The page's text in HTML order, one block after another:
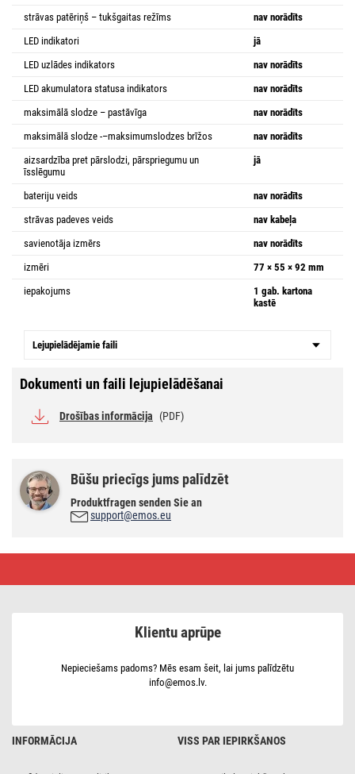
strāvas patēriņš – tukšgaitas režīms
nav norādīts
LED indikatori
jā
LED uzlādes indikators
nav norādīts
LED akumulatora statusa indikators
nav norādīts
maksimālā slodze – pastāvīga
nav norādīts
maksimālā slodze -–maksimumslodzes brīžos
nav norādīts
aizsardzība pret pārslodzi, pārspriegumu un
īsslēgumu
jā
bateriju veids
nav norādīts
strāvas padeves veids
nav kabeļa
savienotāja izmērs
nav norādīts
izmēri
77 × 55 × 92 mm
iepakojums
1 gab. kartona
kastē
Lejupielādējamie faili
Dokumenti un faili lejupielādēšanai
Drošības informācija (PDF)
Būšu priecīgs jums palīdzēt
Produktfragen senden Sie an
support@emos.eu
INFORMĀCIJA VISS PAR IEPIRKŠANOS
Klientu aprūpe
Nepieciešams padoms? Mēs esam šeit, lai jums palīdzētu
info@emos.lv.